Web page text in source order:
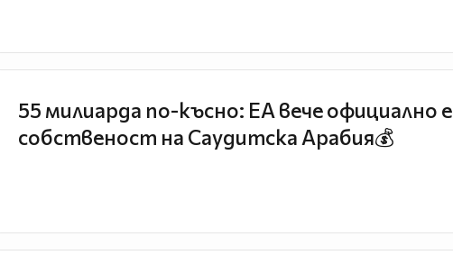
55 милиарда по-късно: EA вече официално е
собственост на Саудитска Арабия💰